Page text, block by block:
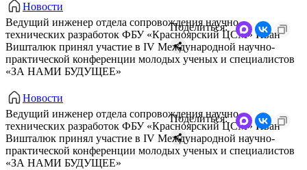
Новости
Ведущий инженер отдела сопровождения научно-
технических разработок ФБУ «Красноярский ЦСМ» Иван
Вишталюк принял участие в IV Международной научно-
практической конференции молодых ученых и специалистов
«ЗА НАМИ БУДУЩЕЕ»
Поделиться:
Новости
Ведущий инженер отдела сопровождения научно-
технических разработок ФБУ «Красноярский ЦСМ» Иван
Вишталюк принял участие в IV Международной научно-
практической конференции молодых ученых и специалистов
«ЗА НАМИ БУДУЩЕЕ»
Поделиться: